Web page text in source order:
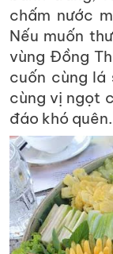
chấm nước
Nếu muốn
vùng Đồng
cuốn cùng lá
cùng vị ngọt
đáo khó quên.